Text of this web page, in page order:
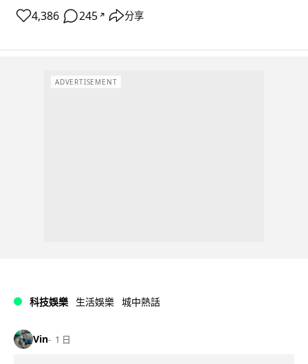
4,386 245 ↗ 分享
ADVERTISEMENT
科技娛樂 生活娛樂 城中熱話
Vin 1 日